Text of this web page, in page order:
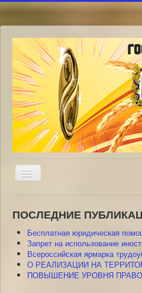
Включить/
выключить
ПОСЛЕДНИЕ
Бесплатная юридическая
Запрет на использование
Всероссийская ярмарка
О РЕАЛИЗАЦИИ НА
ПОВЫШЕНИЕ УРОВНЯ